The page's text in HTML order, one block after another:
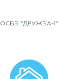
ОСББ "ДРУЖБА-1"